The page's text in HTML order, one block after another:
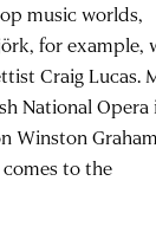
music worlds,
for example,
Craig Lucas.
National Opera
Winston
comes to the